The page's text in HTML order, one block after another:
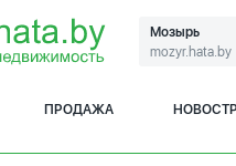
Мозырь
mozyr.hata.by
ПРОДАЖА